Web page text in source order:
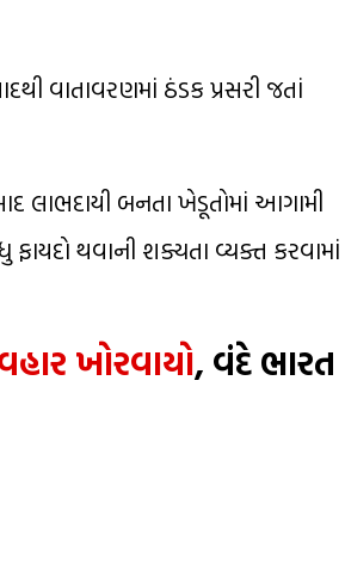
વાતાવરણમાં ઠંડક પ્રસરી જતાં
લાભદાયી બનતા ખેડૂતોમાં આગામી
થવાની શક્યતા વ્યક્ત કરવામાં
ખોરવાયો, વંદે ભારત